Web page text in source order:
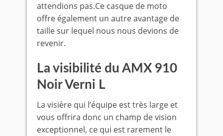
attendions pas.Ce casque de moto
offre également un autre avantage de
taille sur lequel nous nous devions de
revenir.
La visibilité du AMX 910
Noir Verni L
La visière qui l’équipe est très large et
vous offrira donc un champ de vision
exceptionnel, ce qui est rarement le